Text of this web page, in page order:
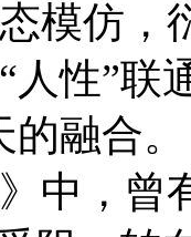
模仿，
人性”联
融合。
中，曾